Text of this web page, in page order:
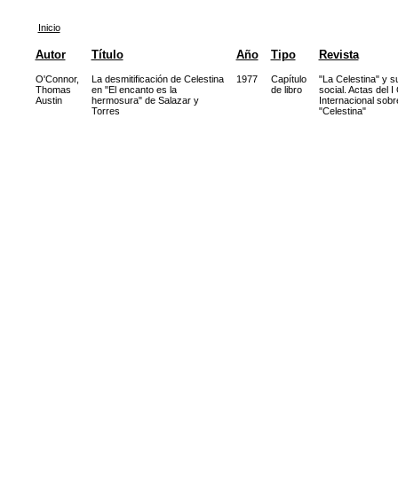
Inicio
Autor Título Año Tipo Revista
O'Connor,
Thomas
Austin
La desmitificación de Celestina
en "El encanto es la
hermosura" de Salazar y
Torres
1977
Capítulo
de libro
"La Celestina" y
social. Actas del I
Internacional
"Celestina"